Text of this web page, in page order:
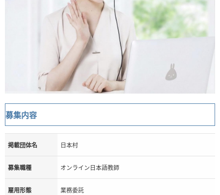
募集内容
掲載団体名 日本村
募集職種 オンライン日本語教師
雇用形態 業務委託